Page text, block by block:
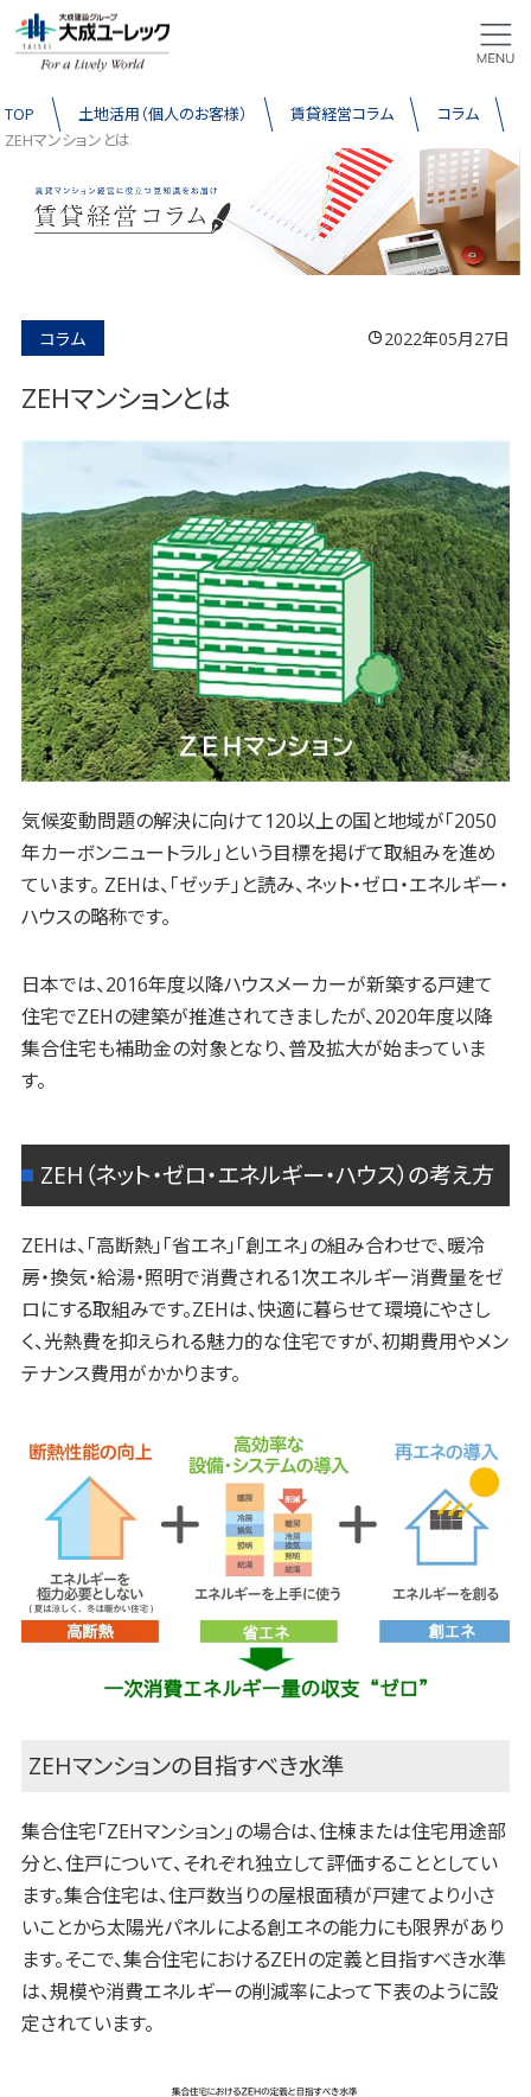
TOP 土地活用（個人のお客様） 賃貸経営コラム
コラム
ZEHマンションとは
コラム 2022年05月27日
ZEHマンションとは
気候変動問題の解決に向けて120以上の国と地域が「2050
年カーボンニュートラル」という目標を掲げて取組みを進め
ています。 ZEHは、「ゼッチ」と読み、ネット・ゼロ・エネルギー・
ハウスの略称です。
日本では、2016年度以降ハウスメーカーが新築する戸建て
住宅でZEHの建築が推進されてきましたが、2020年度以降
集合住宅も補助金の対象となり、普及拡大が始まっていま
す。
ZEH（ネット・ゼロ・エネルギー・ハウス）の考え方
ZEHは、「高断熱」「省エネ」「創エネ」の組み合わせで、暖冷
房・換気・給湯・照明で消費される1次エネルギー消費量をゼ
ロにする取組みです。ZEHは、快適に暮らせて環境にやさし
く、光熱費を抑えられる魅力的な住宅ですが、初期費用やメン
テナンス費用がかかります。
ZEHマンションの目指すべき水準
集合住宅「ZEHマンション」の場合は、住棟または住宅用途部
分と、住戸について、それぞれ独立して評価することとしてい
ます。集合住宅は、住戸数当りの屋根面積が戸建てより小さ
いことから太陽光パネルによる創エネの能力にも限界があり
ます。そこで、集合住宅におけるZEHの定義と目指すべき水準
は、規模や消費エネルギーの削減率によって下表のように設
定されています。